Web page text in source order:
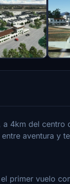
4km del centro
aventura y
primer vuelo